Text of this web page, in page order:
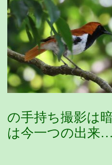
の手持ち撮影は
は今一つの出来…